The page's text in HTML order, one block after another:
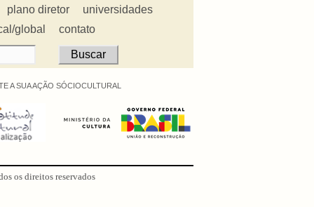
plano diretor
universidades
global
contato
A SUA AÇÃO SÓCIOCULTURAL
os direitos reservados